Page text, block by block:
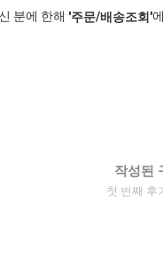
분에 한해 '주문/배송조회'
작성된
첫 번째 후